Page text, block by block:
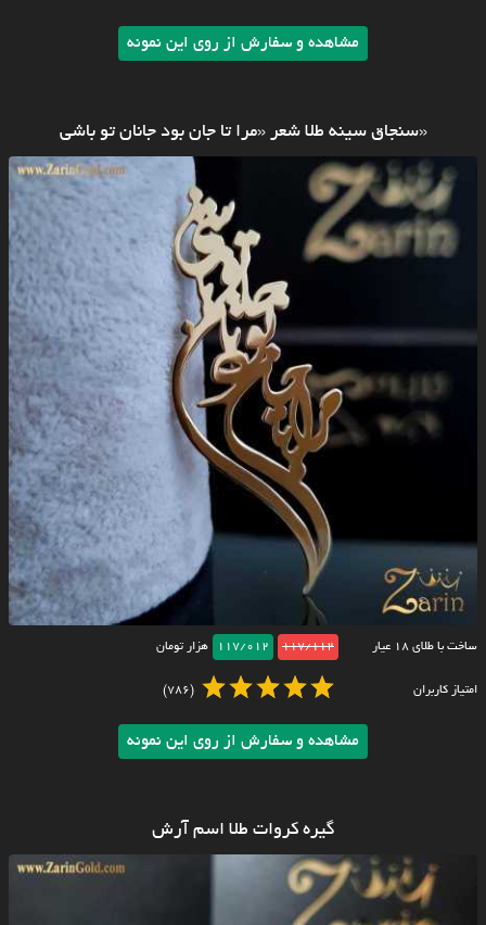
مشاهده و سفارش از روی این نمونه
«سنجاق سینه طلا شعر «مرا تا جان بود جانان تو باشی
ساخت با طلای ۱۸ عیار 117/112
117/012 هزار تومان
امتیاز کاربران (786)
مشاهده و سفارش از روی این نمونه
گیره کروات طلا اسم آرش